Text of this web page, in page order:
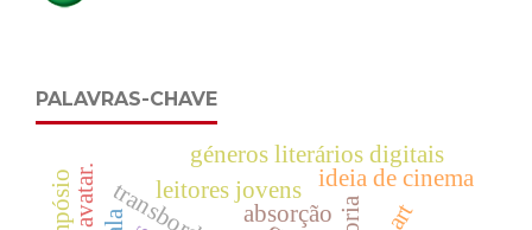
PALAVRAS-CHAVE
ideia de cinema
absorção
géneros literários digitais
leitores jovens